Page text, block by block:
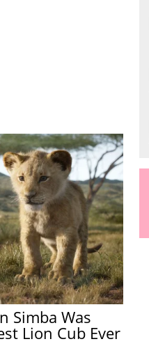
Simba Was
Lion Cub Ever